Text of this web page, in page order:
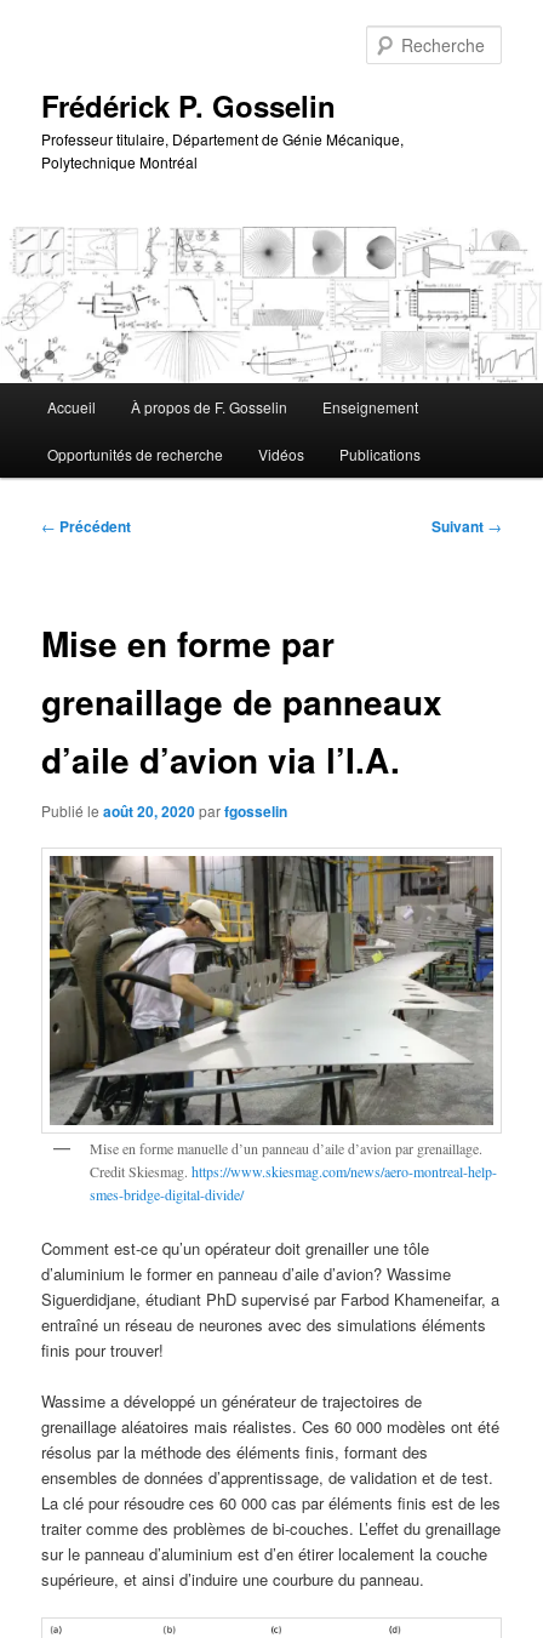
Frédérick P. Gosselin
Professeur titulaire, Département de Génie Mécanique,
Polytechnique Montréal
principal
Accueil À propos de F. Gosselin Enseignement
Opportunités de recherche Vidéos Publications
Navigation
← Précédent Suivant →
Mise en forme par
grenaillage de panneaux
d’aile d’avion via l’I.A.
Publié leaoût 20, 2020parfgosselin
Mise en forme manuelle d’un panneau d’aile d’avion par grenaillage.
Credit Skiesmag.https://www.skiesmag.com/news/aero-montreal-help-
smes-bridge-digital-divide/
Comment est-ce qu’un opérateur doit grenailler une tôle
d’aluminium le former en panneau d’aile d’avion? Wassime
Siguerdidjane, étudiant PhD supervisé par Farbod Khameneifar, a
entraîné un réseau de neurones avec des simulations éléments
finis pour trouver!
Wassime a développé un générateur de trajectoires de
grenaillage aléatoires mais réalistes. Ces 60 000 modèles ont été
résolus par la méthode des éléments finis, formant des
ensembles de données d’apprentissage, de validation et de test.
La clé pour résoudre ces 60 000 cas par éléments finis est de les
traiter comme des problèmes de bi-couches. L’effet du grenaillage
sur le panneau d’aluminium est d’en étirer localement la couche
supérieure, et ainsi d’induire une courbure du panneau.